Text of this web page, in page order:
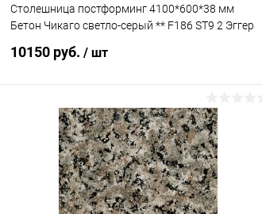
Столешница постформинг 4100*600*38 мм
Бетон Чикаго светло-серый ** F186 ST9 2 Эггер
10150 руб. / шт
В корзину
Купить в 1 клик К сравнению
В избранное В наличии